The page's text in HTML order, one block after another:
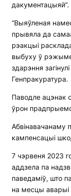
дакументацыяй”.
“Выяўленая
прывяла да
рэакцыі
выбуху ў
здарэння
Генпракуратура.
Паводле ацэнак
ўрон
Абвінавачанаму
кампенсацыі
7 чэрвеня 2023
аддзела па
паведаміў, што
на месцы аварыі